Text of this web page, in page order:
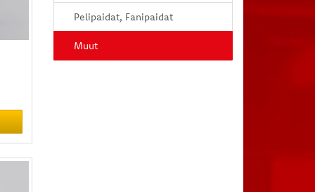
Pelipaidat, Fanipaidat
Muut